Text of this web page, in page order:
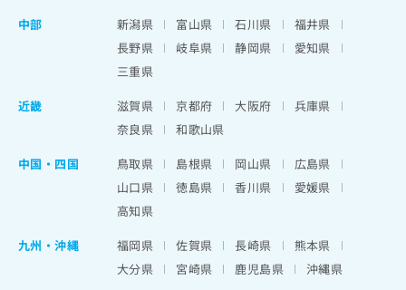
中部
新潟県 富山県 石川県
福井県
長野県
岐阜県 静岡県
愛知県
三重県
近畿
滋賀県 京都府 大阪府
兵庫県
奈良県
和歌山県
中国・四国
鳥取県 島根県 岡山県
広島県
山口県
徳島県 香川県
愛媛県
高知県
九州・沖縄
福岡県 佐賀県 長崎県
熊本県
大分県
宮崎県 鹿児島県 沖縄県